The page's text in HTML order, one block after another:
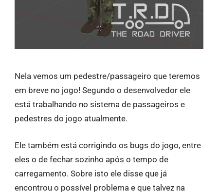
Nela vemos um pedestre/passageiro que teremos
em breve no jogo! Segundo o desenvolvedor ele
está trabalhando no sistema de passageiros e
pedestres do jogo atualmente.
Ele também está corrigindo os bugs do jogo, entre
eles o de fechar sozinho após o tempo de
carregamento. Sobre isto ele disse que já
encontrou o possível problema e que talvez na